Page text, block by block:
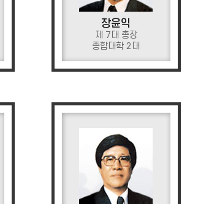
장윤익
제 7대 총장
종합대학 2대